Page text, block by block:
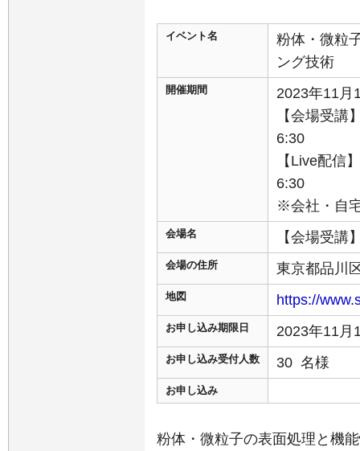
イベント名
粉体・微粒
ング技術
開催期間
2023年11月
【会場受講
6:30
【Live配信
6:30
※会社・自
会場名 【会場受講
会場の住所 東京都品川
地図 https://
お申し込み期限日 2023年11月
お申し込み受付人数 30 名様
お申し込み
粉体・微粒子の表面処理と機